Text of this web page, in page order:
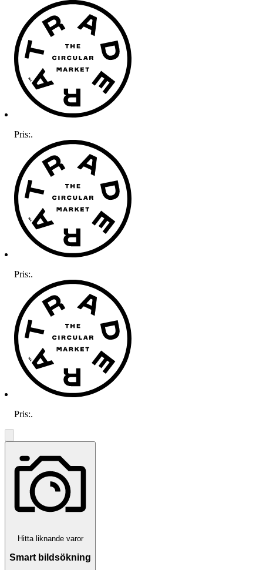
Pris:.
Pris:.
Pris:.
Hitta liknande varor
Smart bildsökning